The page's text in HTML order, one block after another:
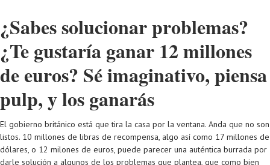
¿Sabes solucionar problemas?
¿Te gustaría ganar 12 millones
de euros? Sé imaginativo, piensa
pulp, y los ganarás
El gobierno británico está que tira la casa por la ventana. Anda que no son
listos. 10 millones de libras de recompensa, algo así como 17 millones de
dólares, o 12 milones de euros, puede parecer una auténtica burrada por
darle solución a algunos de los problemas que plantea, que como bien